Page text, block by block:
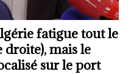
fatigue tout le
droite), mais le
sur le port